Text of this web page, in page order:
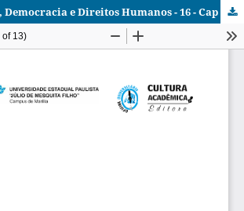
isabellelima23, Democracia e Direitos Humanos - 16 - Cap 13.pdf